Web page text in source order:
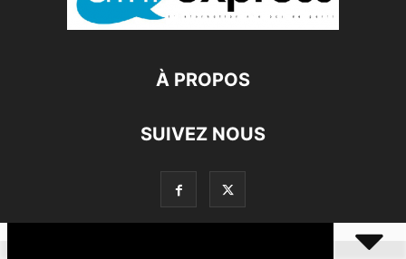
À PROPOS
SUIVEZ NOUS